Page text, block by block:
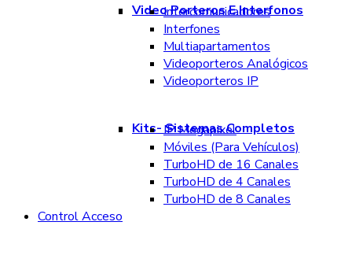
Video Porteros E Interfonos
Intercomunicadores
Interfones
Multiapartamentos
Videoporteros Analógicos
Videoporteros IP
Kits- Sistemas Completos
IP Megapixel
Móviles (Para Vehículos)
TurboHD de 16 Canales
TurboHD de 4 Canales
TurboHD de 8 Canales
Control Acceso